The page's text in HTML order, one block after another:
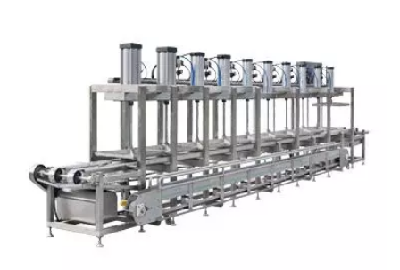
TOFU / VODITELJ
AUTOMATSKIH
STROJEVA ZA
PROIZVODNJU TOFUA I
SOJINOG MLIJEKA S
NAJVIŠIM PRIORITETOM
NA SIGURNOSTI